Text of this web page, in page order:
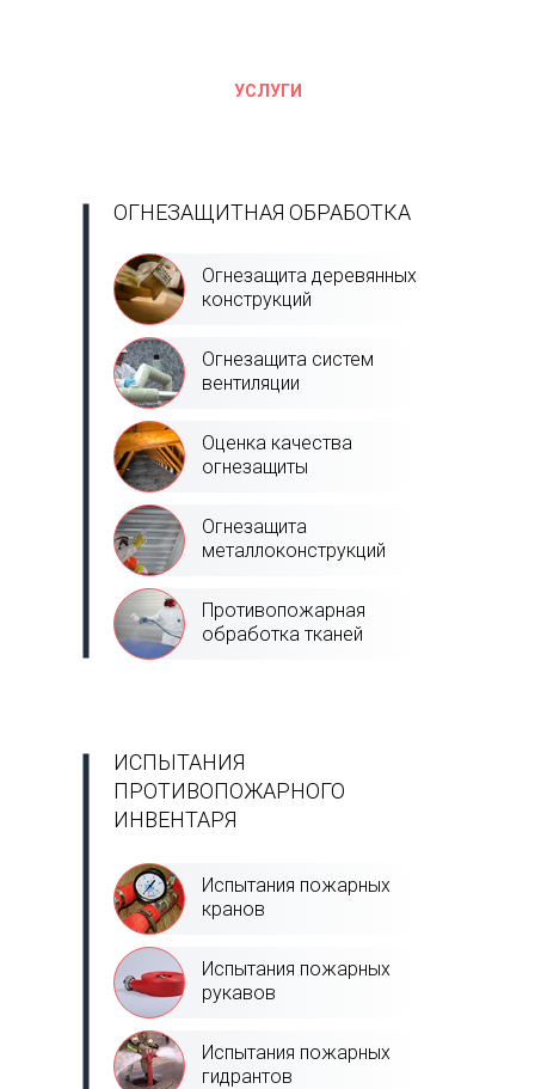
УСЛУГИ
ОГНЕЗАЩИТНАЯ ОБРАБОТКА
Огнезащита деревянных
конструкций
Огнезащита систем
вентиляции
Оценка качества
огнезащиты
Огнезащита
металлоконструкций
Противопожарная
обработка тканей
ИСПЫТАНИЯ
ПРОТИВОПОЖАРНОГО
ИНВЕНТАРЯ
Испытания пожарных
кранов
Испытания пожарных
рукавов
Испытания пожарных
гидрантов